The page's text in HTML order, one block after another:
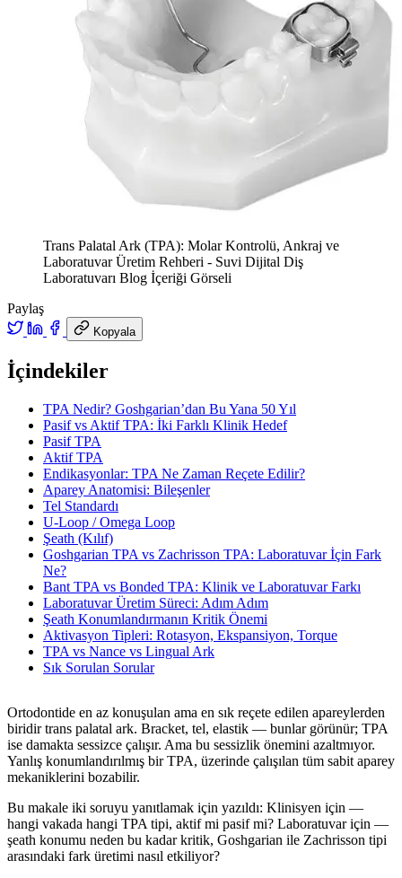
Trans Palatal Ark (TPA): Molar Kontrolü, Ankraj ve
Laboratuvar Üretim Rehberi - Suvi Dijital Diş
Laboratuvarı Blog İçeriği Görseli
Paylaş
Kopyala
İçindekiler
TPA Nedir? Goshgarian’dan Bu Yana 50 Yıl
Pasif vs Aktif TPA: İki Farklı Klinik Hedef
Pasif TPA
Aktif TPA
Endikasyonlar: TPA Ne Zaman Reçete Edilir?
Aparey Anatomisi: Bileşenler
Tel Standardı
U-Loop / Omega Loop
Şeath (Kılıf)
Goshgarian TPA vs Zachrisson TPA: Laboratuvar İçin Fark
Ne?
Bant TPA vs Bonded TPA: Klinik ve Laboratuvar Farkı
Laboratuvar Üretim Süreci: Adım Adım
Şeath Konumlandırmanın Kritik Önemi
Aktivasyon Tipleri: Rotasyon, Ekspansiyon, Torque
TPA vs Nance vs Lingual Ark
Sık Sorulan Sorular
Ortodontide en az konuşulan ama en sık reçete edilen apareylerden
biridir trans palatal ark. Bracket, tel, elastik — bunlar görünür; TPA
ise damakta sessizce çalışır. Ama bu sessizlik önemini azaltmıyor.
Yanlış konumlandırılmış bir TPA, üzerinde çalışılan tüm sabit aparey
mekaniklerini bozabilir.
Bu makale iki soruyu yanıtlamak için yazıldı: Klinisyen için —
hangi vakada hangi TPA tipi, aktif mi pasif mi? Laboratuvar için —
şeath konumu neden bu kadar kritik, Goshgarian ile Zachrisson tipi
arasındaki fark üretimi nasıl etkiliyor?